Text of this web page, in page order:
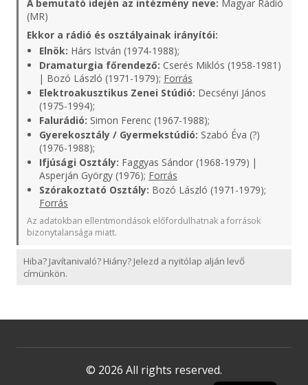
A bemutató idején az intézmény neve: Magyar Rádió
(MR)
Ekkor a rádió és osztályainak irányítói:
Elnök: Hárs István (1974-1988);
Dramaturgia főrendező: Cserés Miklós (1958-1981)
| Bozó László (1971-1979); Forrás
Elektroakusztikus Zenei Stúdió: Decsényi János
(1975-1994);
Falurádió: Simon Ferenc (1967-1988);
Gyerekosztály / Gyermekstúdió: Szabó Éva (?)
(1976-1988);
Ifjúsági Osztály: Faggyas Sándor (1968-1979) |
Asperján György (1976); Forrás
Szórakoztató Osztály: Bozó László (1971-1979);
Forrás
Az adatokban ellentmondások előfordulhatnak a források
bizonytalansága miatt.
Hiba? Javítanivaló? Hiány? Jelezd a nyitólap alján levő
címünkön.
© 2026 All rights reserved.